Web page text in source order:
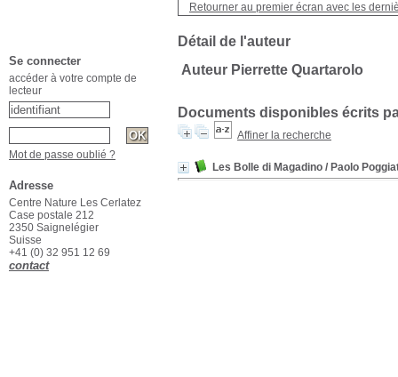
Retourner au premier écran avec les
Détail de l'auteur
Auteur Pierrette Quartarolo
Documents disponibles écrits
Affiner la recherche
Les Bolle di Magadino / Paolo
Se connecter
accéder à votre compte de
lecteur
Mot de passe oublié ?
Adresse
Centre Nature Les Cerlatez
Case postale 212
2350 Saignelégier
Suisse
+41 (0) 32 951 12 69
contact